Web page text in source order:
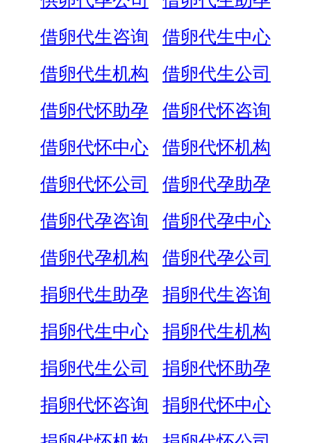
借卵代生咨询
借卵代生中心
借卵代生机构
借卵代生公司
借卵代怀助孕
借卵代怀咨询
借卵代怀中心
借卵代怀机构
借卵代怀公司
借卵代孕助孕
借卵代孕咨询
借卵代孕中心
借卵代孕机构
借卵代孕公司
捐卵代生助孕
捐卵代生咨询
捐卵代生中心
捐卵代生机构
捐卵代生公司
捐卵代怀助孕
捐卵代怀咨询
捐卵代怀中心